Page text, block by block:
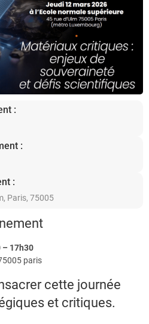
:
:
:
Paris, 75005
– 17h30
paris
cette journée
et critiques.